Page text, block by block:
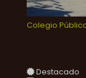
Colegio
Destacado